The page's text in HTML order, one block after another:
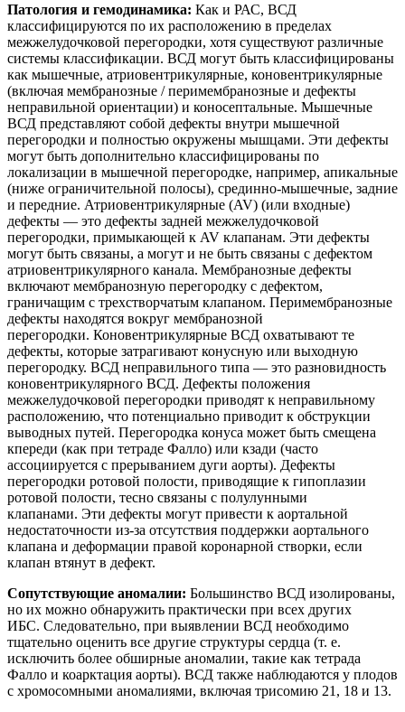
Патология и гемодинамика: Как и РАС, ВСД
классифицируются по их расположению в пределах
межжелудочковой перегородки, хотя существуют различные
системы классификации. ВСД могут быть классифицированы
как мышечные, атриовентрикулярные, коновентрикулярные
(включая мембранозные / перимембранозные и дефекты
неправильной ориентации) и коносептальные. Мышечные
ВСД представляют собой дефекты внутри мышечной
перегородки и полностью окружены мышцами. Эти дефекты
могут быть дополнительно классифицированы по
локализации в мышечной перегородке, например, апикальные
(ниже ограничительной полосы), срединно-мышечные, задние
и передние. Атриовентрикулярные (AV) (или входные)
дефекты — это дефекты задней межжелудочковой
перегородки, примыкающей к AV клапанам. Эти дефекты
могут быть связаны, а могут и не быть связаны с дефектом
атриовентрикулярного канала. Мембранозные дефекты
включают мембранозную перегородку с дефектом,
граничащим с трехстворчатым клапаном. Перимембранозные
дефекты находятся вокруг мембранозной
перегородки. Коновентрикулярные ВСД охватывают те
дефекты, которые затрагивают конусную или выходную
перегородку. ВСД неправильного типа — это разновидность
коновентрикулярного ВСД. Дефекты положения
межжелудочковой перегородки приводят к неправильному
расположению, что потенциально приводит к обструкции
выводных путей. Перегородка конуса может быть смещена
кпереди (как при тетраде Фалло) или кзади (часто
ассоциируется с прерыванием дуги аорты). Дефекты
перегородки ротовой полости, приводящие к гипоплазии
ротовой полости, тесно связаны с полулунными
клапанами. Эти дефекты могут привести к аортальной
недостаточности из-за отсутствия поддержки аортального
клапана и деформации правой коронарной створки, если
клапан втянут в дефект.
Сопутствующие аномалии: Большинство ВСД изолированы,
но их можно обнаружить практически при всех других
ИБС. Следовательно, при выявлении ВСД необходимо
тщательно оценить все другие структуры сердца (т. е.
исключить более обширные аномалии, такие как тетрада
Фалло и коарктация аорты). ВСД также наблюдаются у плодов
с хромосомными аномалиями, включая трисомию 21, 18 и 13.